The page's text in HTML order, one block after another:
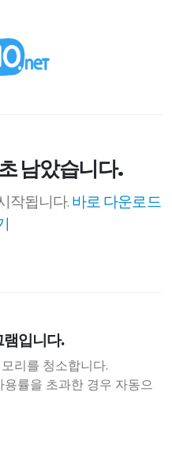
남았습니다.
작됩니다.바로 다운로드
입니다.
리를 청소합니다.
률을 초과한 경우 자동으